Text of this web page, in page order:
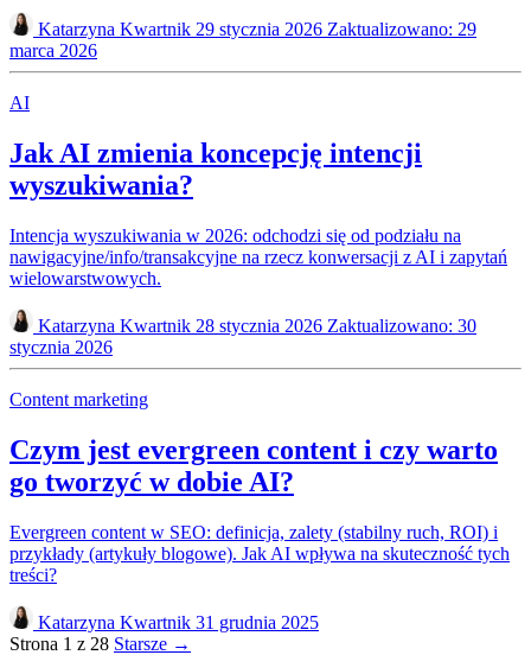
Katarzyna Kwartnik 29 stycznia 2026 Zaktualizowano: 29
marca 2026
AI
Jak AI zmienia koncepcję intencji
wyszukiwania?
Intencja wyszukiwania w 2026: odchodzi się od podziału na
nawigacyjne/info/transakcyjne na rzecz konwersacji z AI i zapytań
wielowarstwowych.
Katarzyna Kwartnik 28 stycznia 2026 Zaktualizowano: 30
stycznia 2026
Content marketing
Czym jest evergreen content i czy warto
go tworzyć w dobie AI?
Evergreen content w SEO: definicja, zalety (stabilny ruch, ROI) i
przykłady (artykuły blogowe). Jak AI wpływa na skuteczność tych
treści?
Katarzyna Kwartnik 31 grudnia 2025
Strona 1 z 28 Starsze →